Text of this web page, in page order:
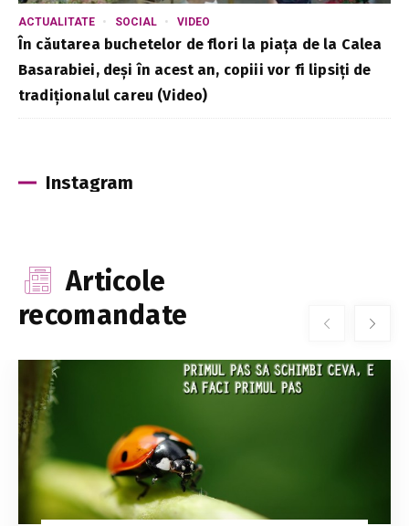
ACTUALITATE SOCIAL VIDEO
În căutarea buchetelor de flori la piața de la Calea
Basarabiei, deși în acest an, copiii vor fi lipsiți de
tradiționalul careu (Video)
Instagram
Articole
recomandate